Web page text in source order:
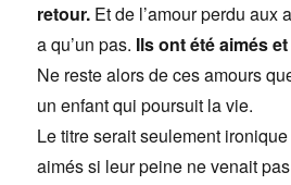
retour. Et de l’amour perdu aux
a qu’un pas. Ils ont été aimés
Ne reste alors de ces amours
un enfant qui poursuit la vie.
Le titre serait seulement
aimés si leur peine ne venait